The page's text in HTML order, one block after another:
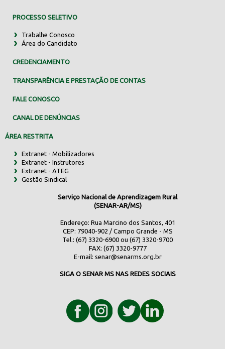
PROCESSO SELETIVO
Trabalhe Conosco
Área do Candidato
CREDENCIAMENTO
TRANSPARÊNCIA E PRESTAÇÃO DE CONTAS
FALE CONOSCO
CANAL DE DENÚNCIAS
ÁREA RESTRITA
Extranet - Mobilizadores
Extranet - Instrutores
Extranet - ATEG
Gestão Sindical
Serviço Nacional de Aprendizagem Rural
(SENAR-AR/MS)
Endereço: Rua Marcino dos Santos, 401
CEP: 79040-902 / Campo Grande - MS
Tel.: (67) 3320-6900 ou (67) 3320-9700
FAX: (67) 3320-9777
E-mail: senar@senarms.org.br
SIGA O SENAR MS NAS REDES SOCIAIS